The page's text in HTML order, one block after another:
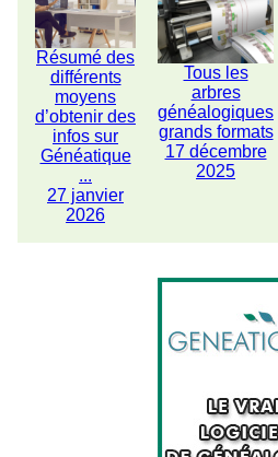
Résumé des
différents
moyens
d’obtenir des
infos sur
Généatique
...
27 janvier
2026
Tous les
arbres
généalogiques
grands formats
17 décembre
2025